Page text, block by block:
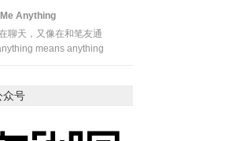
Anything
聊天，又像在和笔友通
means anything
众号